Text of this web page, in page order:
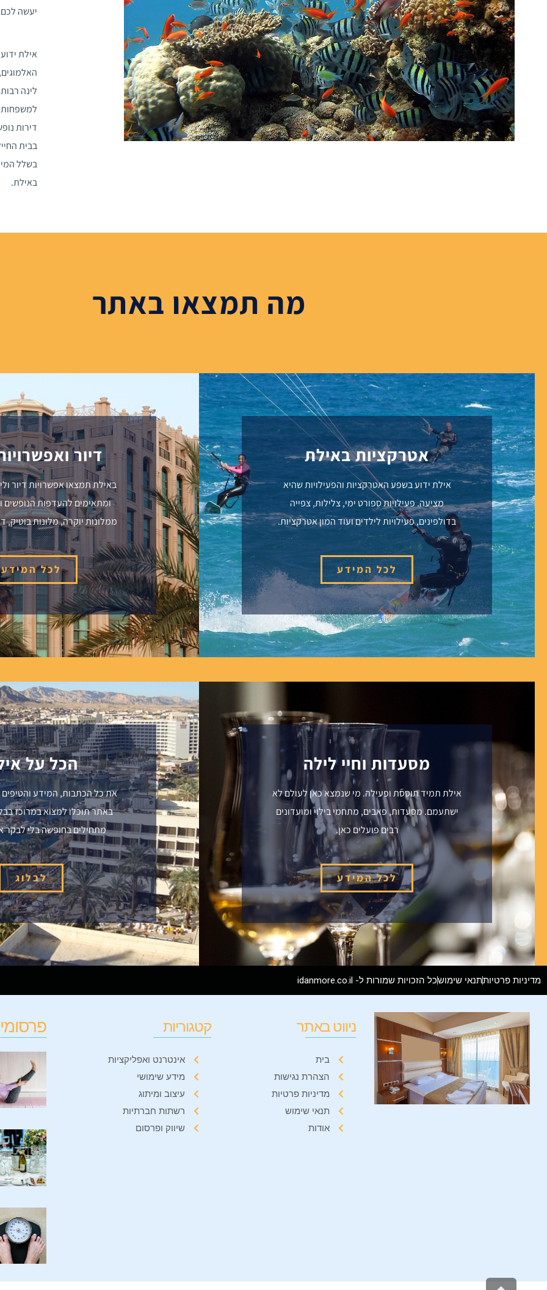
יעשה
אילת
לינה
למשפחות
דירות
בבית
בשלל
באילת.
מה תמצאו באתר
אטרקציות באילת
אילת ידוע בשפע האטרקציות והפעילויות שהיא
מציעה. פעילויות ספורט ימי, צלילות, צפייה
בדולפינים, פעילויות לילדים ועוד המון אטרקציות.
לכל המידע
דיור
באילת תמצאו אפשרויות דיור
ומתאימים להעדפות הנופשים
ממלונות יוקרה, מלונות בוטיק,
לכל המידע
מסעדות וחיי לילה
אילת תמיד תוססת ופעילה. מי שנמצא כאן לעולם לא
ישתעמם. מסעדות, פאבים, מתחמי בילוי ומועדונים
רבים פועלים כאן.
לכל המידע
הכל על
את כל הכתבות, המידע והטיפים
באתר תוכלו למצוא במרוכז
מתחילים בחופשה בלי לבקר
לבלוג
מדיניות פרטיותתנאי שימושכל הזכויות שמורות ל- idanmore.co.il
ניווט באתר
בית
הצהרת נגישות
מדיניות פרטיות
תנאי שימוש
אודות
קטגוריות
אינטרנט ואפליקציות
מידע שימושי
עיצוב ומיתוג
רשתות חברתיות
שיווק ופרסום